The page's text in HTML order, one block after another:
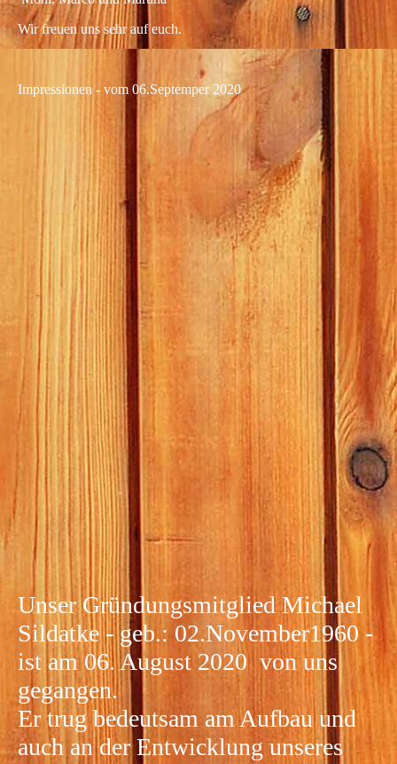
Wir freuen uns sehr auf euch.
Impressionen - vom 06.Septemper 2020
2a82606b-cd94-4e30-ac3c-0db825b2ae45
89461c50-f8df-4418-b529-81ff14866909
ea7c48a4-e28f-434b-9554-832e968690b7
da57e85b-7222-4281-8f86-6dfa251adab4
d52e0913-9686-4d9b-970e-7af497a63b73
ac3f0154-132a-4a24-adda-17b520b2e277
f01c0015-4bbd-41cd-a850-d2f0e9a2f63b
f889fc33-a621-4fed-8413-b8bc45b00784
8950d6c5-0f4b-4605-8906-0c4694246799
b80abf03-95e0-45ad-ad34-51ba162c4dc0
Unser Gründungsmitglied Michael
Sildatke - geb.: 02.November1960 -
ist am 06. August 2020 von uns
gegangen.
Er trug bedeutsam am Aufbau und
auch an der Entwicklung unseres